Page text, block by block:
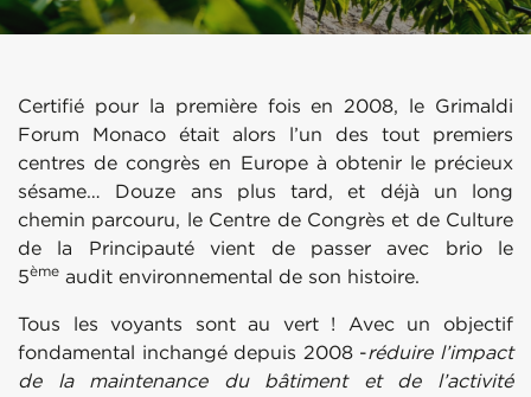
Certifié pour la première fois en 2008, le Grimaldi
Forum Monaco était alors l’un des tout premiers
centres de congrès en Europe à obtenir le précieux
sésame… Douze ans plus tard, et déjà un long
chemin parcouru, le Centre de Congrès et de Culture
de la Principauté vient de passer avec brio le
5ème audit environnemental de son histoire.
Tous les voyants sont au vert ! Avec un objectif
fondamental inchangé depuis 2008 -réduire l’impact
de la maintenance du bâtiment et de l’activité